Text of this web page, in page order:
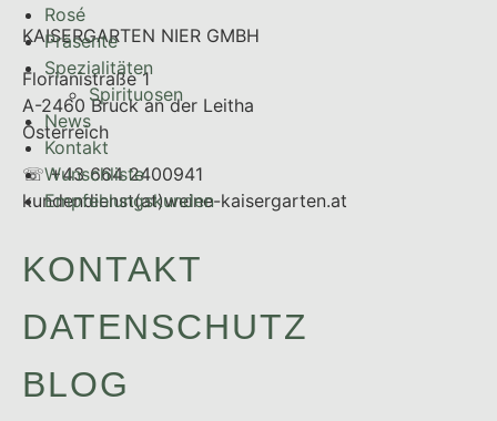
Rosé
Präsente
Spezialitäten
Spirituosen
News
Kontakt
Wunschliste
Empfehlungskunden
KAISERGARTEN NIER GMBH
Florianistraße 1
A-2460 Bruck an der Leitha
Österreich
☏ +43 664 2400941
kundendienst(at)weine-kaisergarten.at
KONTAKT
DATENSCHUTZ
BLOG